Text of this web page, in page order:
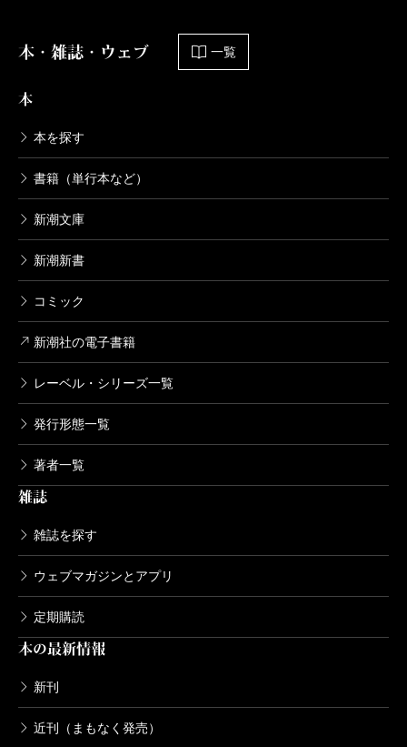
本・雑誌・ウェブ 一覧
本
本を探す
書籍（単行本など）
新潮文庫
新潮新書
コミック
新潮社の電子書籍
レーベル・シリーズ一覧
発行形態一覧
著者一覧
雑誌
雑誌を探す
ウェブマガジンとアプリ
定期購読
本の最新情報
新刊
近刊（まもなく発売）